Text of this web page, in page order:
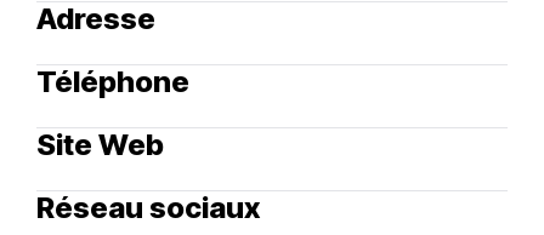
Adresse
Téléphone
Site Web
Réseau sociaux